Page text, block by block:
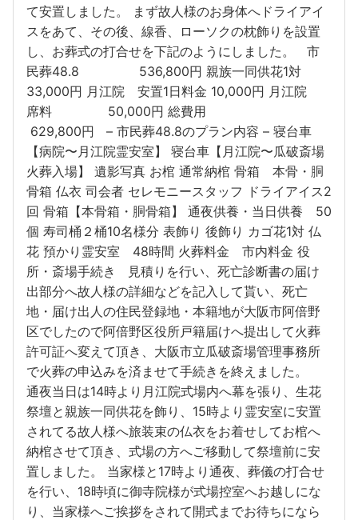
て安置しました。 まず故人様のお身体へドライアイ
スをあて、その後、線香、ローソクの枕飾りを設置
し、お葬式の打合せを下記のようにしました。 市
民葬48.8 536,800円 親族一同供花1対
33,000円 月江院 安置1日料金 10,000円 月江院
席料 50,000円 総費用
629,800円 – 市民葬48.8のプラン内容 – 寝台車
【病院〜月江院霊安室】 寝台車【月江院〜瓜破斎場
火葬入場】 遺影写真 お棺 通常納棺 骨箱 本骨・胴
骨箱 仏衣 司会者 セレモニースタッフ ドライアイス2
回 骨箱【本骨箱・胴骨箱】 通夜供養・当日供養 50
個 寿司桶２桶10名様分 表飾り 後飾り カゴ花1対 仏
花 預かり霊安室 48時間 火葬料金 市内料金 役
所・斎場手続き 見積りを行い、死亡診断書の届け
出部分へ故人様の詳細などを記入して貰い、死亡
地・届け出人の住民登録地・本籍地が大阪市阿倍野
区でしたので阿倍野区役所戸籍届けへ提出して火葬
許可証へ変えて頂き、大阪市立瓜破斎場管理事務所
で火葬の申込みを済ませて手続きを終えました。
通夜当日は14時より月江院式場内へ幕を張り、生花
祭壇と親族一同供花を飾り、15時より霊安室に安置
されてる故人様へ旅装束の仏衣をお着せしてお棺へ
納棺させて頂き、式場の方へご移動して祭壇前に安
置しました。 当家様と17時より通夜、葬儀の打合せ
を行い、18時頃に御寺院様が式場控室へお越しにな
り、当家様へご挨拶をされて開式までお待ちになら